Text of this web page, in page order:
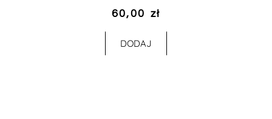
60,00 zł
DODAJ